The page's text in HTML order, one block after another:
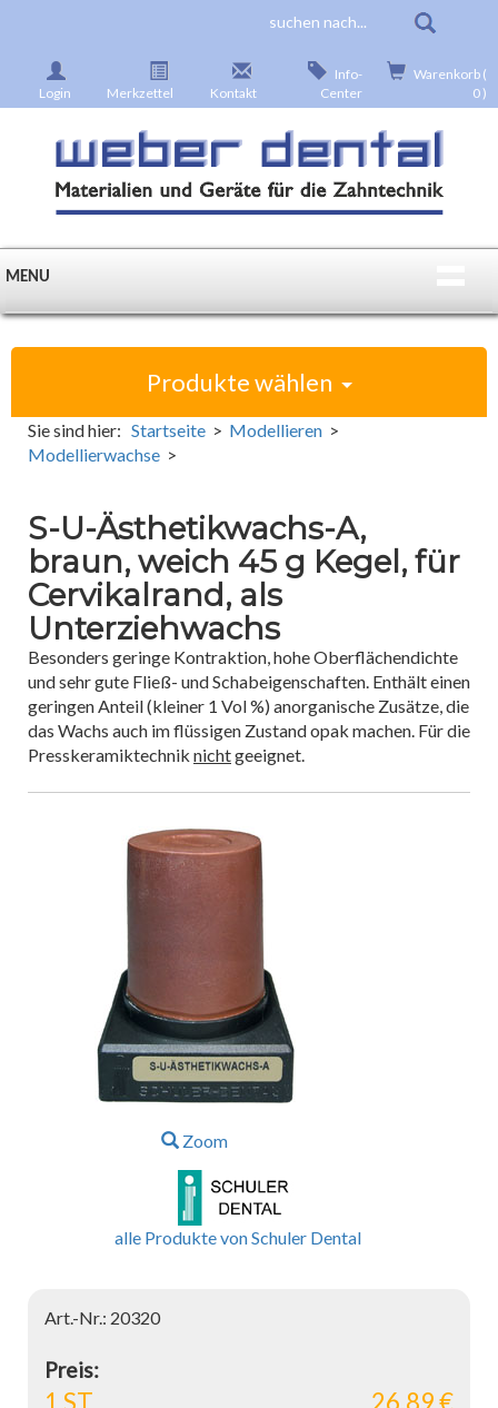
Login Merkzettel Kontakt
Info-
Center
Warenkorb (
0 )
MENU
Produkte wählen
Sie sind hier: Startseite > Modellieren >
Modellierwachse >
S-U-Ästhetikwachs-A,
braun, weich 45 g Kegel, für
Cervikalrand, als
Unterziehwachs
Besonders geringe Kontraktion, hohe Oberflächendichte
und sehr gute Fließ- und Schabeigenschaften. Enthält einen
geringen Anteil (kleiner 1 Vol %) anorganische Zusätze, die
das Wachs auch im flüssigen Zustand opak machen. Für die
Presskeramiktechnik nichtgeeignet.
Zoom
alle Produkte von Schuler Dental
Art.-Nr.: 20320
Preis:
1 ST
26,89 €